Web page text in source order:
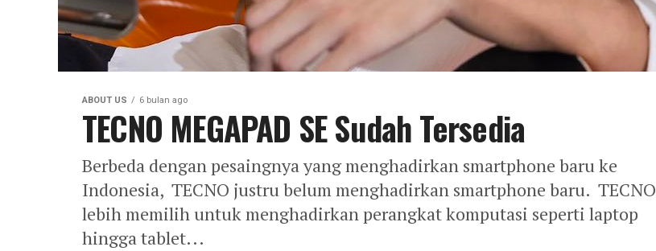
ABOUT US 6 bulan ago
TECNO MEGAPAD SE Sudah Tersedia
Berbeda dengan pesaingnya yang menghadirkan smartphone baru ke
Indonesia, TECNO justru belum menghadirkan smartphone baru. TECNO
lebih memilih untuk menghadirkan perangkat komputasi seperti laptop
hingga tablet...